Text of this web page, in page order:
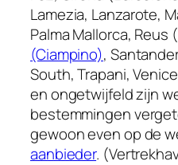
Lamezia, Lanzarote,
Palma Mallorca, Reus
(Ciampino),
South, Trapani,
en ongetwijfeld zijn
bestemmingen
gewoon even op de
aanbieder.